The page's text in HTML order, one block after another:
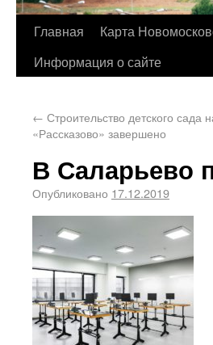
Главная Карта
Информация о сайте
← Строительство детского сада
«Рассказово» завершено
В Саларьево
Опубликовано 17.12.2019